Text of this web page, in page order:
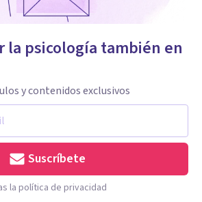
la psicología también en
y contenidos exclusivos
Suscríbete
la política de privacidad